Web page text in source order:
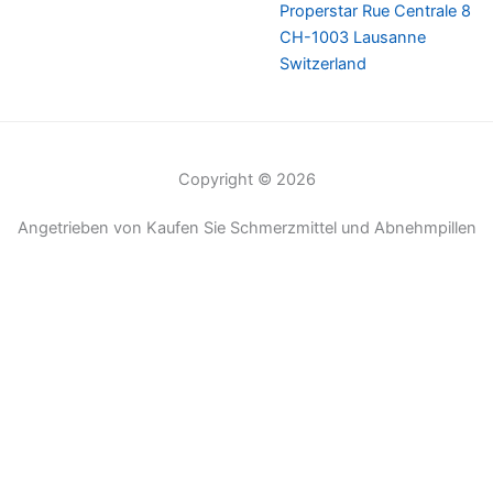
Properstar Rue Centrale 8
CH-1003 Lausanne
Switzerland
Copyright © 2026
Angetrieben von Kaufen Sie Schmerzmittel und Abnehmpillen